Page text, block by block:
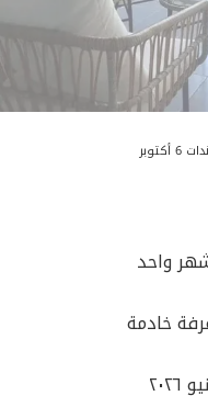
واحد
خادمة